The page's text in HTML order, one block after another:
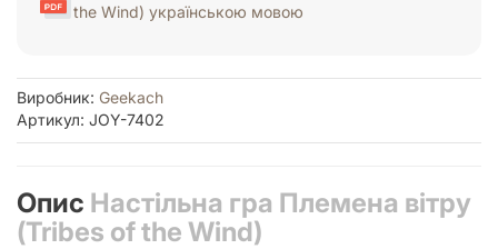
the Wind) українською мовою
Виробник: Geekach
Артикул: JOY-7402
Опис Настільна гра Племена вітру
(Tribes of the Wind)